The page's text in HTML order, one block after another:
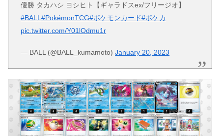
優勝 タカハシ ヨシヒト【ギャラドスex/フリージオ】
#BALL#PokémonTCG#ポケモンカード#ポケカ
pic.twitter.com/Y01lOdmu1r
— BALL (@BALL_kumamoto)January 20, 2023